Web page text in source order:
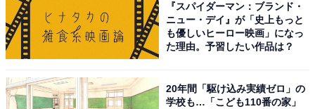
『スパイダーマン：ブランド・
ニュー・デイ』が「史上もっと
も優しいヒーロー映画」になっ
た理由。予習したい作品は？
20年間「駆け込み実績ゼロ」の
学校も…「こども110番の家」